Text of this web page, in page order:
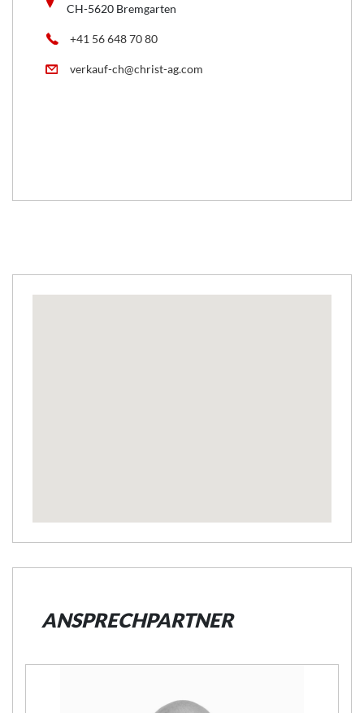
CH-5620 Bremgarten
+41 56 648 70 80
verkauf-ch@christ-ag.com
ANSPRECHPARTNER